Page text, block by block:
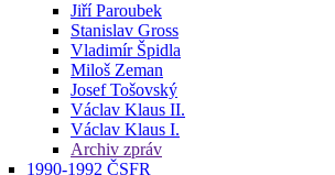
Jiří Paroubek
Stanislav Gross
Vladimír Špidla
Miloš Zeman
Josef Tošovský
Václav Klaus II.
Václav Klaus I.
Archiv zpráv
1990-1992 ČSFR